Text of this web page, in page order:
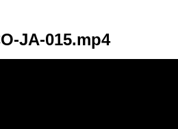
JA-015.mp4